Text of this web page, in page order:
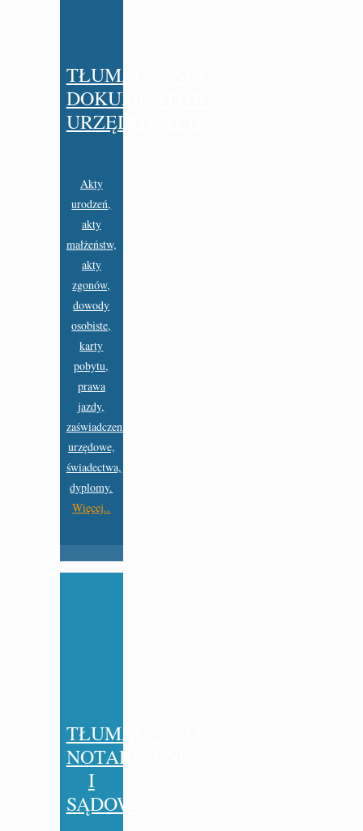
TŁUMACZENIA
DOKUMENTÓW
URZĘDOWYCH
Akty
urodzeń,
akty
małżeństw,
akty
zgonów,
dowody
osobiste,
karty
pobytu,
prawa
jazdy,
zaświadczenia
urzędowe,
świadectwa,
dyplomy.
Więcej..
TŁUMACZENIA
NOTARIALNE
I
SĄDOWE